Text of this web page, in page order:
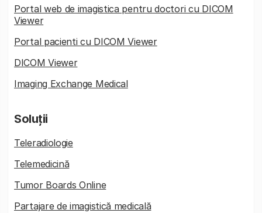
Portal web de imagistica pentru doctori cu DICOM
Viewer
Portal pacienti cu DICOM Viewer
DICOM Viewer
Imaging Exchange Medical
Soluții
Teleradiologie
Telemedicină
Tumor Boards Online
Partajare de imagistică medicală